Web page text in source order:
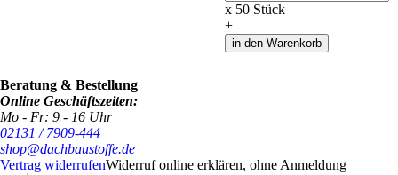
x 50 Stück
+
in den Warenkorb
Beratung & Bestellung
Online Geschäftszeiten:
Mo - Fr: 9 - 16 Uhr
02131 / 7909-444
shop@dachbaustoffe.de
Vertrag widerrufenWiderruf online erklären, ohne Anmeldung